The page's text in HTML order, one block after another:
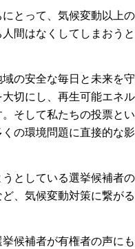
とって、気候変動以上
間はなくしてしまおうと
の安全な毎日と未来を
切にし、再生可能エネ
そして私たちの投票と
の環境問題に直接的な影
としている選挙候補者
、気候変動対策に繋が
候補者が有権者の声に